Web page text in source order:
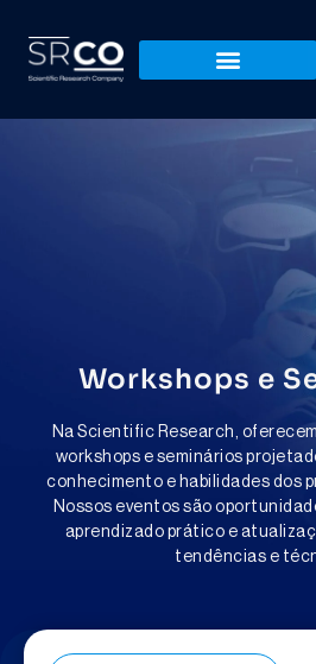
Workshops e
Na Scientific Research,
workshops e seminários
conhecimento e habilidades dos
Nossos eventos são
aprendizado prático e
tendências e